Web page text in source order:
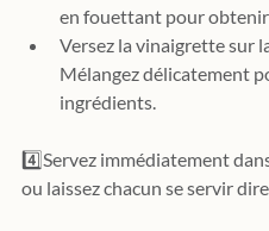
en fouettant pour
Versez la vinaigrette sur
Mélangez délicatement
ingrédients.
4️⃣Servez immédiatement
ou laissez chacun se servir